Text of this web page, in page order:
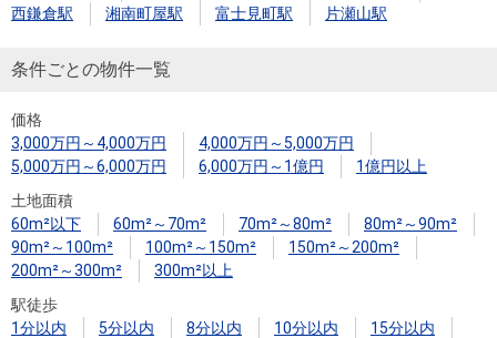
西鎌倉駅
湘南町屋駅 富士見町駅 片瀬山駅
条件ごとの物件一覧
価格
3,000万円～4,000万円
4,000万円～5,000万円
5,000万円～6,000万円
6,000万円～1億円
1億円以上
土地面積
60m²以下
60m²～70m² 70m²～80m²
80m²～90m²
90m²～100m²
100m²～150m²
150m²～200m²
200m²～300m²
300m²以上
駅徒歩
1分以内
5分以内 8分以内 10分以内
15分以内